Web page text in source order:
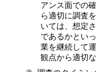
アンス面での
ら適切に調査
いては、想定
であるかとい
業を継続して
観点から適切